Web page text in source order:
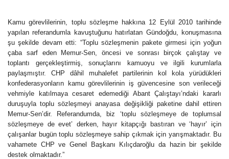
Kamu görevlilerinin, toplu sözleşme hakkına 12 Eylül 2010 tarihinde
yapılan referandumla kavuştuğunu hatırlatan Gündoğdu, konuşmasına
şu şekilde devam etti: “Toplu sözleşmenin pakete girmesi için yoğun
çaba sarf eden Memur-Sen, öncesi ve sonrası birçok çalıştay ve
toplantı gerçekleştirmiş, sonuçlarını kamuoyu ve ilgili kurumlarla
paylaşmıştır. CHP dâhil muhalefet partilerinin kol kola yürüdükleri
konfederasyonların kamu görevlilerinin iş güvencesine son verileceği
vehmiyle katılmaya cesaret edemediği Abant Çalıştayı’ndaki kararlı
duruşuyla toplu sözleşmeyi anayasa değişikliği paketine dahil ettiren
Memur-Sen’dir. Referandumda, biz ‘toplu sözleşmeye de toplumsal
sözleşmeye de evet’ derken, hayır kitapçığı bastıran ve ‘hayır’ için
çalışanlar bugün toplu sözleşmeye sahip çıkmak için yarışmaktadır. Bu
vahamete CHP ve Genel Başkanı Kılıçdaroğlu da hazin bir şekilde
destek olmaktadır.”